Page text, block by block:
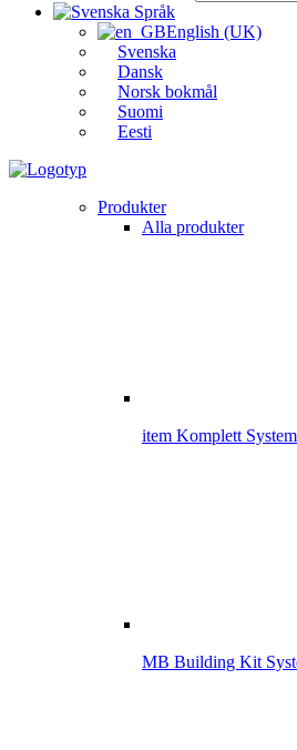
Språk
English (UK)
Svenska
Dansk
Norsk bokmål
Suomi
Eesti
Produkter
Alla produkter
item Komplett System
MB Building Kit